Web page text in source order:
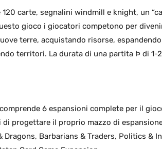
carte, segnalini windmill e knight, un
gioco i giocatori competono per
terre, acquistando risorse,
territori. La durata di una partita Þ di 1-
comprende 6 espansioni complete per il
progettare il proprio mazzo di
Dragons, Barbarians & Traders, Politics &